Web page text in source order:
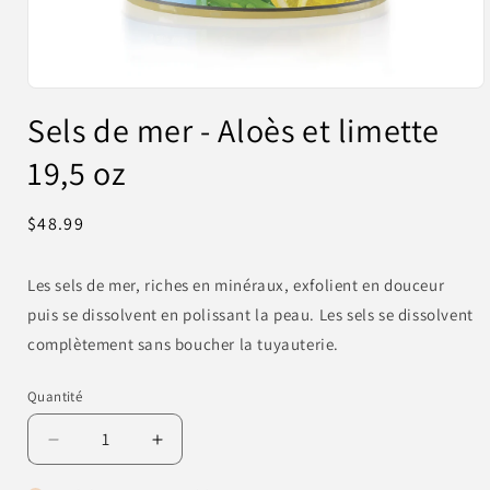
média
1
dans
une
fenêtre
Sels de mer - Aloès et limette
19,5 oz
Prix
$48.99
Les sels de mer, riches en minéraux, exfolient en douceur
puis se dissolvent en polissant la peau. Les sels se dissolvent
complètement sans boucher la tuyauterie.
Quantité
Quantité
Réduire
la
Augmenter
la